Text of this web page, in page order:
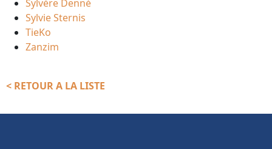
Sylvère Denné
Sylvie Sternis
TieKo
Zanzim
< RETOUR A LA LISTE